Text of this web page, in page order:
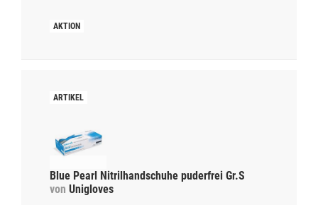
Blue Pearl Nitrilhandschuhe puderfrei Gr.S
von Unigloves